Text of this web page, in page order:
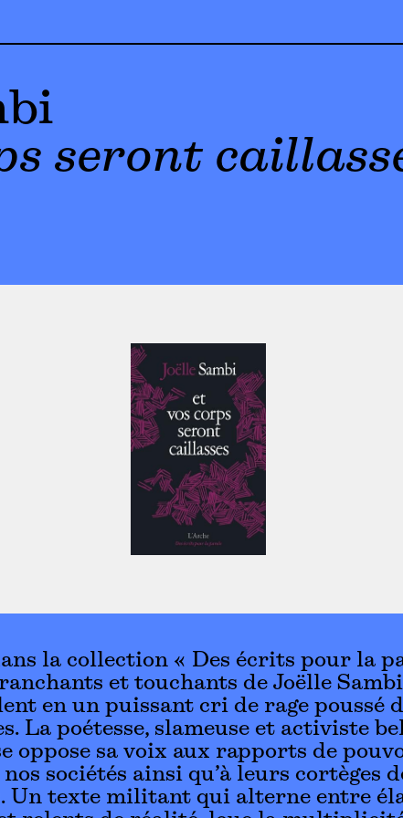
seront
la collection « Des écrits pour la
et touchants de Joëlle Sambi
en un puissant cri de rage poussé
La poétesse, slameuse et activiste
oppose sa voix aux rapports de
sociétés ainsi qu’à leurs cortèges
Un texte militant qui alterne entre